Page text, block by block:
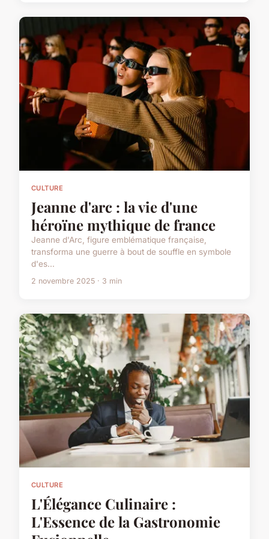
CULTURE
Jeanne d'arc : la vie d'une
héroïne mythique de france
Jeanne d'Arc, figure emblématique française,
transforma une guerre à bout de souffle en symbole
d'es...
2 novembre 2025 · 3 min
CULTURE
L'Élégance Culinaire :
L'Essence de la Gastronomie